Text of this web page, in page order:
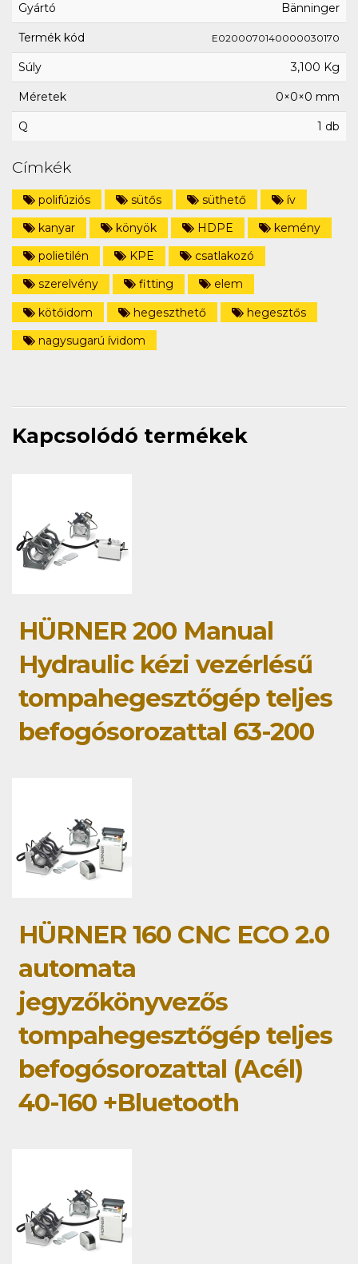
Gyártó Bänninger
Termék kód E0200070140000030170
Súly 3,100 Kg
Méretek 0×0×0 mm
Q 1 db
Címkék
polifúziós sütős süthető
ív
kanyar
könyök HDPE
kemény
polietilén
KPE
csatlakozó
szerelvény
fitting
elem
kötőidom
hegeszthető
hegesztős
nagysugarú ívidom
Kapcsolódó termékek
HÜRNER 200 Manual
Hydraulic kézi vezérlésű
tompahegesztőgép teljes
befogósorozattal 63-200
HÜRNER 160 CNC ECO 2.0
automata
jegyzőkönyvezős
tompahegesztőgép teljes
befogósorozattal (Acél)
40-160 +Bluetooth